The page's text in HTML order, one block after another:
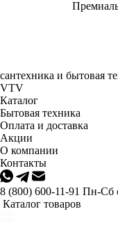
сантехника и бытовая
VTV
Каталог
Бытовая техника
Оплата и доставка
Акции
О компании
Контакты
8 (800) 600-11-91 Пн-Сб
Каталог товаров